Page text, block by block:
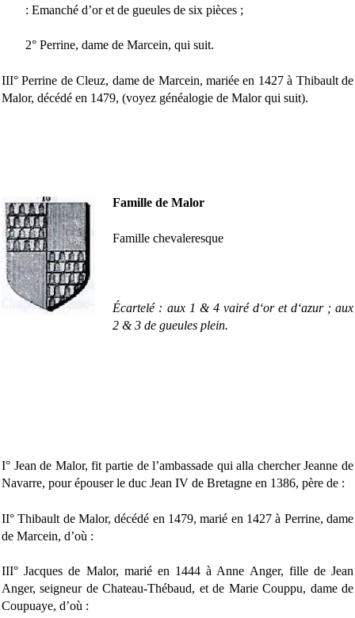
: Emanché d’or et de gueules de six pièces ;
2° Perrine, dame de Marcein, qui suit.
III° Perrine de Cleuz, dame de Marcein, mariée en 1427 à Thibault de
Malor, décédé en 1479, (voyez généalogie de Malor qui suit).
Famille de Malor
Famille chevaleresque
Écartelé : aux 1 & 4 vairé d‘or et d‘azur ; aux
2 & 3 de gueules plein.
I° Jean de Malor, fit partie de l’ambassade qui alla chercher Jeanne de
Navarre, pour épouser le duc Jean IV de Bretagne en 1386, père de :
II° Thibault de Malor, décédé en 1479, marié en 1427 à Perrine, dame
de Marcein, d’où :
III° Jacques de Malor, marié en 1444 à Anne Anger, fille de Jean
Anger, seigneur de Chateau-Thébaud, et de Marie Couppu, dame de
Coupuaye, d’où :